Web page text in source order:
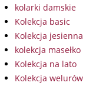
kolarki damskie
Kolekcja basic
Kolekcja jesienna
kolekcja masełko
Kolekcja na lato
Kolekcja welurów